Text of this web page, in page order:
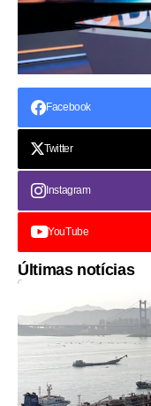
Facebook
Twitter
Instagram
YouTube
Últimas notícias